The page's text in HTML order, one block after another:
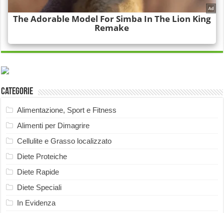
Categorie
Alimentazione, Sport e Fitness
Alimenti per Dimagrire
Cellulite e Grasso localizzato
Diete Proteiche
Diete Rapide
Diete Speciali
In Evidenza